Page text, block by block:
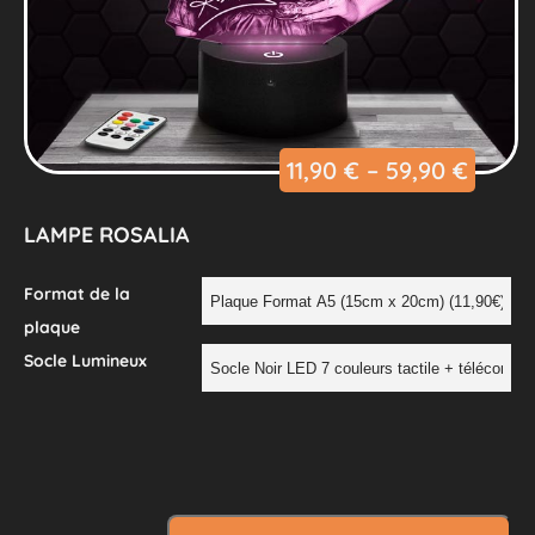
11,90 € – 59,90 €
LAMPE ROSALIA
Format de la
plaque
Socle Lumineux